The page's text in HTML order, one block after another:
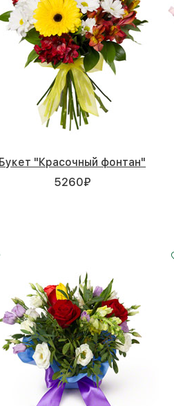
Букет "Красочный фонтан"
5260₽